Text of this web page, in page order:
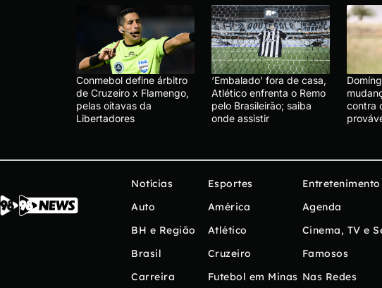
Conmebol define árbitro
de Cruzeiro x Flamengo,
pelas oitavas da
Libertadores
‘Embalado’ fora de casa,
Atlético enfrenta o Remo
pelo Brasileirão; saiba
onde assistir
contra
Notícias
Auto
BH e Região
Brasil
Carreira
Esportes
América
Atlético
Cruzeiro
Futebol em Minas
Entretenimento
Agenda
Cinema, TV e
Famosos
Nas Redes